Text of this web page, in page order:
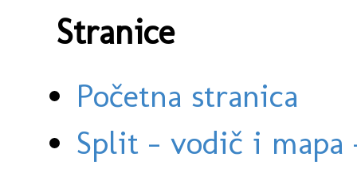
Stranice
Početna stranica
Split - vodič i